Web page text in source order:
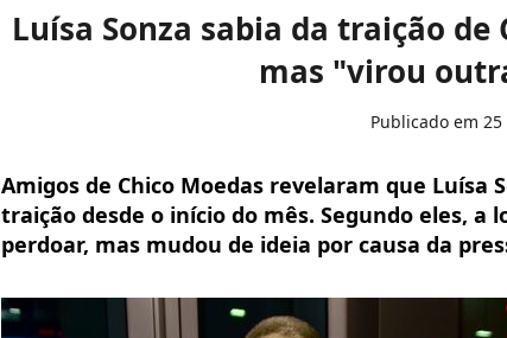
Luísa Sonza sabia da traição
mas "virou
Publicado em
Amigos de Chico Moedas revelaram que Luísa
traição desde o início do mês. Segundo eles, a
perdoar, mas mudou de ideia por causa da